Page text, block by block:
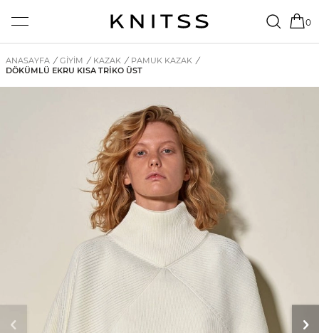
0
ANASAYFA / GİYİM / KAZAK / PAMUK KAZAK /
DÖKÜMLÜ EKRU KISA TRIKO ÜST